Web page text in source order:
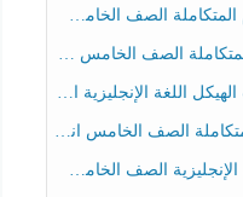
الخامس عام الفصل الثالث
الخامس انسبير الفصل الثالث
الخامس انسبير الفصل الثالث